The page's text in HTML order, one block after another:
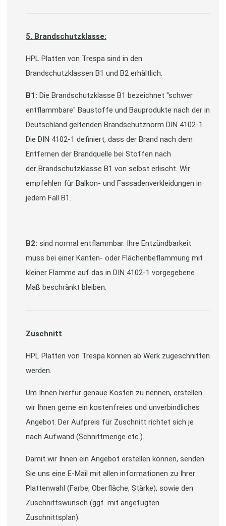
5. Brandschutzklasse:
HPL Platten von Trespa sind in den
Brandschutzklassen B1 und B2 erhältlich.
B1: Die Brandschutzklasse B1 bezeichnet "schwer
entflammbare" Baustoffe und Bauprodukte nach der in
Deutschland geltenden Brandschutznorm DIN 4102-1.
Die DIN 4102-1 definiert, dass der Brand nach dem
Entfernen der Brandquelle bei Stoffen nach
der Brandschutzklasse B1 von selbst erlischt. Wir
empfehlen für Balkon- und Fassadenverkleidungen in
jedem Fall B1.
B2: sind normal entflammbar. Ihre Entzündbarkeit
muss bei einer Kanten- oder Flächenbeflammung mit
kleiner Flamme auf das in DIN 4102-1 vorgegebene
Maß beschränkt bleiben.
Zuschnitt
HPL Platten von Trespa können ab Werk zugeschnitten
werden.
Um Ihnen hierfür genaue Kosten zu nennen, erstellen
wir Ihnen gerne ein kostenfreies und unverbindliches
Angebot. Der Aufpreis für Zuschnitt richtet sich je
nach Aufwand (Schnittmenge etc.).
Damit wir Ihnen ein Angebot erstellen können, senden
Sie uns eine E-Mail mit allen informationen zu Ihrer
Plattenwahl (Farbe, Oberfläche, Stärke), sowie den
Zuschnittswunsch (ggf. mit angefügten
Zuschnittsplan).